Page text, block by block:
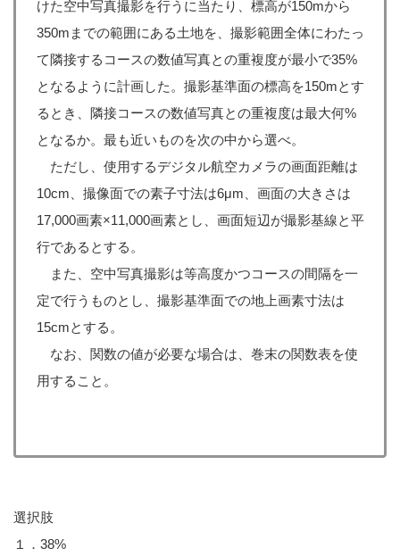
けた空中写真撮影を行うに当たり、標高が150mから
350mまでの範囲にある土地を、撮影範囲全体にわたっ
て隣接するコースの数値写真との重複度が最小で35%
となるように計画した。撮影基準面の標高を150mとす
るとき、隣接コースの数値写真との重複度は最大何%
となるか。最も近いものを次の中から選べ。
ただし、使用するデジタル航空カメラの画面距離は
10cm、撮像面での素子寸法は6μm、画面の大きさは
17,000画素×11,000画素とし、画面短辺が撮影基線と平
行であるとする。
また、空中写真撮影は等高度かつコースの間隔を一
定で行うものとし、撮影基準面での地上画素寸法は
15cmとする。
なお、関数の値が必要な場合は、巻末の関数表を使
用すること。
選択肢
１．38%